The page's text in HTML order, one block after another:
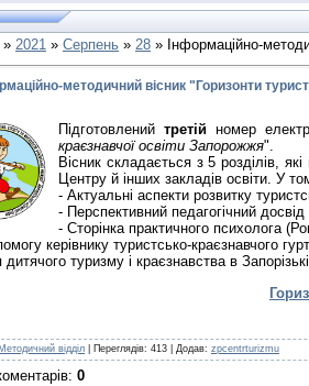
» 2021 » Серпень » 28 » Інформаційно-
методичний вісник "Горизонти
Підготовлений третійномер
краєзнавчої освіти Запорожжя".
Вісник складається з 5 розділів,
Центру й інших закладів освіти. У
- Актуальні аспекти розвитку
- Перспективний педагогічний
- Сторінка практичного психолога
керівнику туристсько-краєзнавчого
дитячого туризму і краєзнавства в
Методичний відділ Переглядів: 413 Додав: zpcentrturizmu
: 0